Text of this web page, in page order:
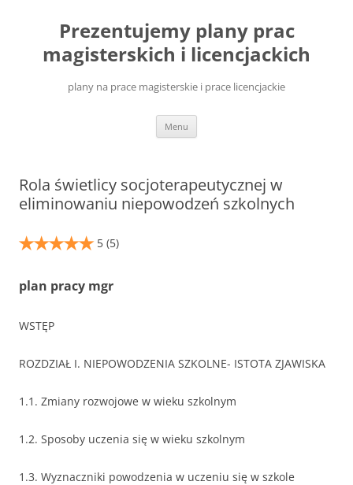
Prezentujemy plany prac
magisterskich i licencjackich
plany na prace magisterskie i prace licencjackie
Menu
Rola świetlicy socjoterapeutycznej w
eliminowaniu niepowodzeń szkolnych
5 (5)
plan pracy mgr
WSTĘP
ROZDZIAŁ I. NIEPOWODZENIA SZKOLNE- ISTOTA ZJAWISKA
1.1. Zmiany rozwojowe w wieku szkolnym
1.2. Sposoby uczenia się w wieku szkolnym
1.3. Wyznaczniki powodzenia w uczeniu się w szkole